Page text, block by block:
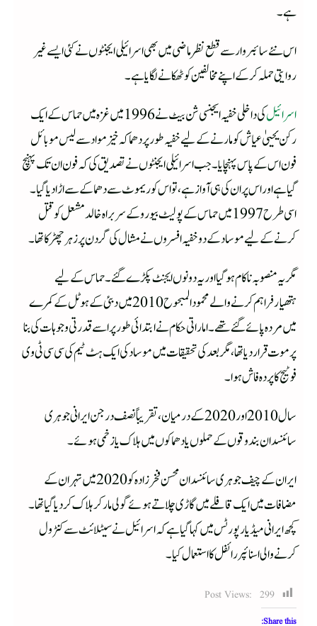
ہے۔
اس نئے سائبر وار سے قطع نظر ماضی میں بھی اسرائیلی ایجنٹوں نے کئی ایسے غیر
روایتی حملہ کرکے اپنے مخالفین کو ٹھکانے لگایا ہے۔
اسرائیل
کی داخلی خفیہ ایجنسی شن بیٹ نے 1996 میں غزہ میں حماس کے ایک
رکن یحییٰ عیاش کو مارنے کے لیے خفیہ طور پر دھماکہ خیز مواد سے لیس موبائل
فون اس کے پاس پہنچایا۔ جب اسرائیلی ایجنٹوں نے تصدیق کی کہ فون ان تک پہنچ
گیا ہے اور اس پر ان کی ہی آواز ہے، تو اس کو ریموٹ سے دھماکے سے اڑا دیا گیا۔
اسی طرح 1997 میں حماس کے پولیٹ بیورو کے سربراہ خالد مشعل کو قتل
کرنے کے لیے موساد کے دو خفیہ افسروں نے مشال کی گردن پر زہر چھڑکا تھا۔
مگر یہ منصوبہ ناکام ہوگیا اور یہ دونوں ایجنٹ پکڑے گئے۔ حماس کے لیے
ہتھیارفراہم کرنے والے محمود المبحوح 2010 میں دبئی کے ہوٹل کے کمرے
میں مردہ پائے گئے تھے۔ اماراتی حکام نے ابتدائی طور پر اسے قدرتی وجوہات کی بنا
پر موت قرار دیا تھا، مگر بعد کی تحقیقات میں موساد کی ایک ہٹ ٹیم کی سی سی ٹی وی
فوٹیج کا پردہ فاش ہوا۔
سال 2010 اور 2020 کے درمیان، تقریباً نصف درجن ایرانی جوہری
سائنسدان بندوقوں کے حملوں یا دھماکوں میں ہلاک یا زخمی ہوئے۔
ایران کے چیف جوہری سائنسدان محسن فخر زادہ کو 2020 میں تہران کے
مضافات میں ایک قافلے میں گاڑی چلاتے ہوئے گولی مار کر ہلاک کر دیا گیا تھا۔
کچھ ایرانی میڈیا رپورٹس میں کہا گیا ہے کہ اسرائیل نے سیٹلائٹ سے کنٹرول
کرنے والی اسنائپر رائفل کا استعمال کیا۔
Post Views: 299
Share this: